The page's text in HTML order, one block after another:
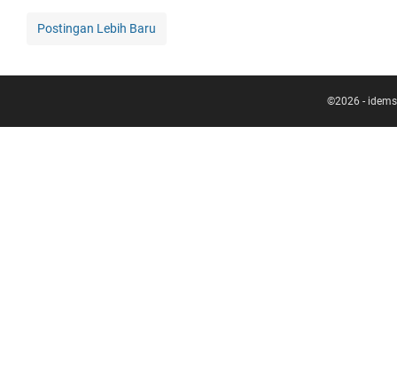
Postingan Lebih Baru
©2026 -